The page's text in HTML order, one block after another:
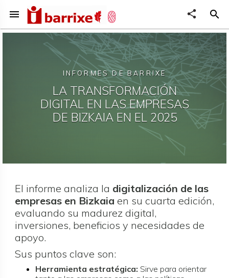
menu share search
INFORMES DE BARRIXE
LA TRANSFORMACIÓN
DIGITAL EN LAS EMPRESAS
DE BIZKAIA EN EL 2025
El informe analiza la digitalización de las
empresas en Bizkaia en su cuarta edición,
evaluando su madurez digital,
inversiones, beneficios y necesidades de
apoyo.
Sus puntos clave son:
Herramienta estratégica: Sirve para orientar